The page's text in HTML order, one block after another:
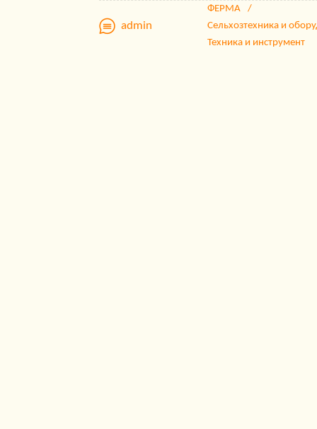
admin
ФЕРМА
Сельхозтехника и
Техника и инструмент